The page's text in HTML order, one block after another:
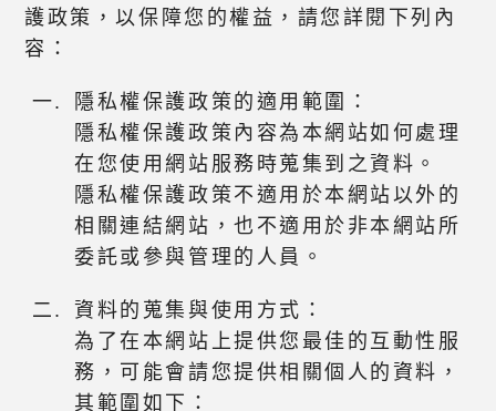
護政策，以保障您的權益，請您詳閱下列內
容：
隱私權保護政策的適用範圍：
隱私權保護政策內容為本網站如何處理
在您使用網站服務時蒐集到之資料。
隱私權保護政策不適用於本網站以外的
相關連結網站，也不適用於非本網站所
委託或參與管理的人員。
資料的蒐集與使用方式：
為了在本網站上提供您最佳的互動性服
務，可能會請您提供相關個人的資料，
其範圍如下：